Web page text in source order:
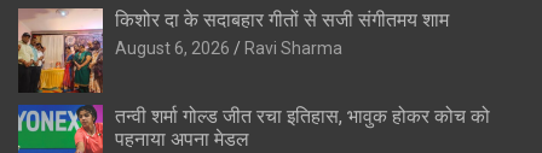
किशोर दा के सदाबहार गीतों से सजी संगीतमय शाम
August 6, 2026 Ravi Sharma
तन्वी शर्मा गोल्ड जीत रचा इतिहास, भावुक होकर कोच को
पहनाया अपना मेडल